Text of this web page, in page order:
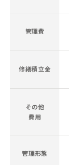
管理費
修繕積立金
その他
費用
管理形態